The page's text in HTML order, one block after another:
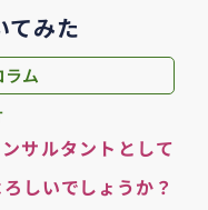
てみた
ラム
サルタントとして
しいでしょうか？